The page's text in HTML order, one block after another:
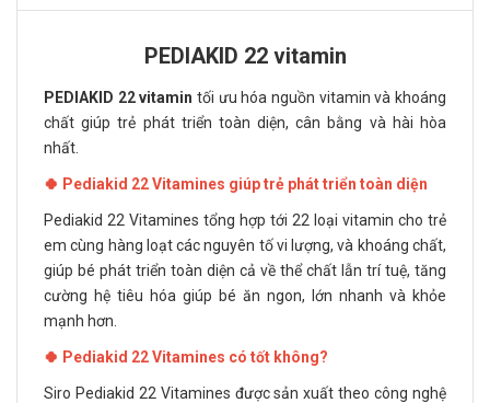
PEDIAKID 22 vitamin
PEDIAKID 22 vitamin tối ưu hóa nguồn vitamin và khoáng
chất giúp trẻ phát triển toàn diện, cân bằng và hài hòa
nhất.
🍀 Pediakid 22 Vitamines giúp trẻ phát triển toàn diện
Pediakid 22 Vitamines tổng hợp tới 22 loại vitamin cho trẻ
em cùng hàng loạt các nguyên tố vi lượng, và khoáng chất,
giúp bé phát triển toàn diện cả về thể chất lẫn trí tuệ, tăng
cường hệ tiêu hóa giúp bé ăn ngon, lớn nhanh và khỏe
mạnh hơn.
🍀 Pediakid 22 Vitamines có tốt không?
Siro Pediakid 22 Vitamines được sản xuất theo công nghệ